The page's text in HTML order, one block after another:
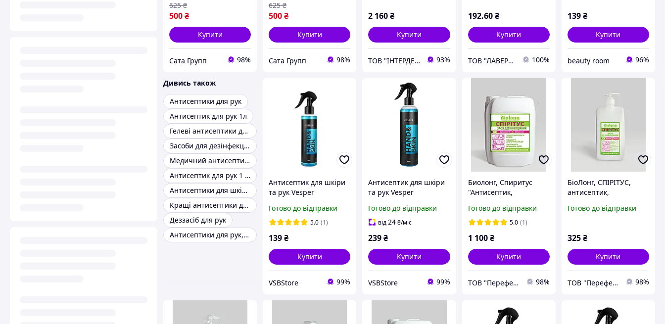
500₴
625 ₴
Купити
Сата Групп 98%
500₴
625 ₴
Купити
Сата Групп 98%
2 160₴
Купити
ТОВ "ІНТЕРДЕЗ" 93%
192.60 ₴
Купити
ТОВ "ЛАВЕРНА" 100%
139₴
Купити
beauty room 96%
Дивись також
Антисептики для рук
Антисептик для рук 1л
Гелеві антисептики для рук
Засоби для дезінфекції рук
Медичний антисептики для рук
Антисептик для рук 1 літр
Антисептики для шкіри
Кращі антисептики для рук
Деззасіб для рук
Антисептики для рук, без спирту
Антисептик для шкіри
та рук Vesper
Готово до відправки
5.0 (1)
139₴
Купити
VSBStore 99%
Антисептик для шкіри
та рук Vesper
Готово до відправки
від24₴/міс
239₴
Купити
VSBStore 99%
Биолонг, Спиритус
"Антисептик,
санітайзер для шкіри
рук" 5л.
Готово до відправки
5.0 (1)
1 100 ₴
Купити
ТОВ "Переферіо" 98%
БіоЛонг, СПІРІТУС,
антисептик,
санітайзер для шкіри
Готово до відправки
325₴
Купити
ТОВ "Переферіо" 98%